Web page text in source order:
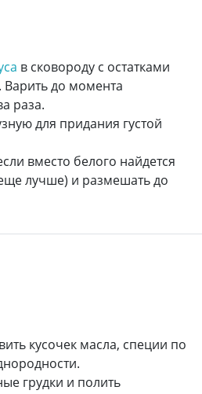
в сковороду с остатками
Варить до момента
раза.
для придания густой
вместо белого найдется
лучше) и размешать до
кусочек масла, специи по
грудки и полить